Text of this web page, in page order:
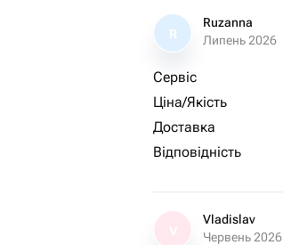
R
Ruzanna
Липень 2026
Сервіс
Ціна/Якість
Доставка
Відповідність
Vladislav
Червень 2026